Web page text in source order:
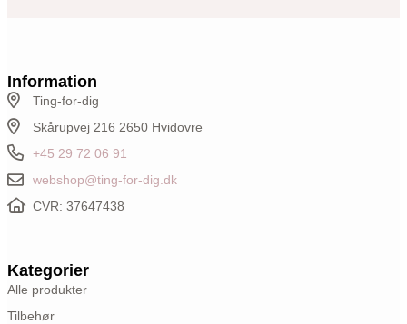
Information
Ting-for-dig
Skårupvej 216 2650 Hvidovre
+45 29 72 06 91
webshop@ting-for-dig.dk
CVR: 37647438
Kategorier
Alle produkter
Tilbehør